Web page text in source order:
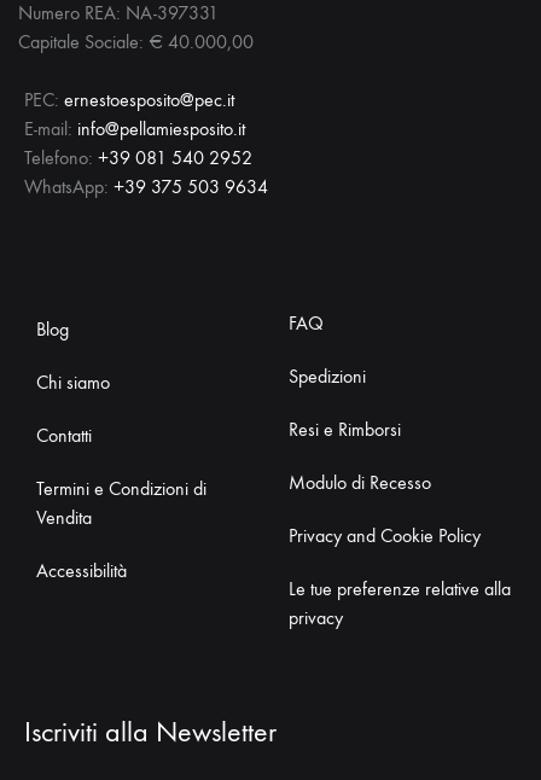
Numero REA: NA-397331
Capitale Sociale: € 40.000,00
PEC: ernestoesposito@pec.it
E-mail: info@pellamiesposito.it
Telefono: +39 081 540 2952
WhatsApp: +39 375 503 9634
Blog
Chi siamo
Contatti
Termini e Condizioni di
Vendita
Accessibilità
FAQ
Spedizioni
Resi e Rimborsi
Modulo di Recesso
Privacy and Cookie Policy
Le tue preferenze relative alla
privacy
Iscriviti alla Newsletter